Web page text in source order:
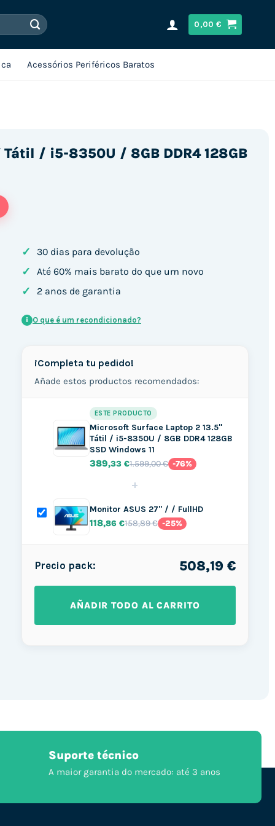
0,00€
Acessórios Periféricos Baratos
/ i5-8350U / 8GB DDR4 128GB
✓ 30 dias para devolução
✓ Até 60% mais barato do que um novo
✓ 2 anos de garantia
i O que é um recondicionado?
¡Completa tu pedido!
Añade estos productos recomendados:
ESTE PRODUCTO
Microsoft Surface Laptop 2 13.5"
Tátil / i5-8350U / 8GB DDR4 128GB
SSD Windows 11
389,33 €1.599,00 € -76%
+
Monitor ASUS 27" / / FullHD
118,86 €158,89 € -25%
Precio pack: 508,19 €
AÑADIR TODO AL CARRITO
Suporte técnico
A maior garantia do mercado: até 3 anos